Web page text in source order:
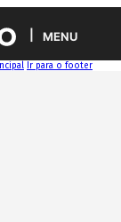
MENU
Ir para o footer